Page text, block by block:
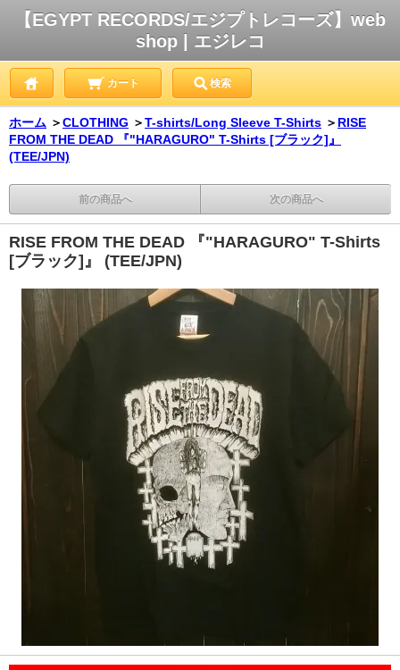
【EGYPT RECORDS/エジプトレコーズ】web
shop | エジレコ
カート 検索
ホーム ＞CLOTHING ＞T-shirts/Long Sleeve T-Shirts ＞ RISE
FROM THE DEAD 『"HARAGURO" T-Shirts [ブラック]』
(TEE/JPN)
前の商品へ 次の商品へ
RISE FROM THE DEAD 『"HARAGURO" T-Shirts
[ブラック]』 (TEE/JPN)